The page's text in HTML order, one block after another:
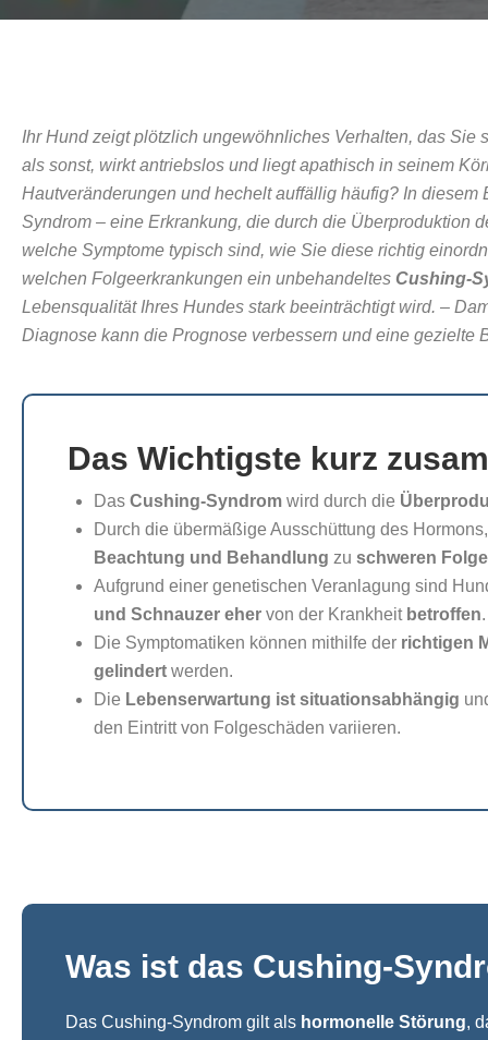
Ihr Hund zeigt plötzlich ungewöhnliches Verhalten, das
als sonst, wirkt antriebslos und liegt apathisch in seinem
Hautveränderungen und hechelt auffällig häufig? In
Syndrom – eine Erkrankung, die durch die Überproduktion
welche Symptome typisch sind, wie Sie diese richtig
welchen Folgeerkrankungen ein unbehandeltes Cushing-
Lebensqualität Ihres Hundes stark beeinträchtigt wird. –
Diagnose kann die Prognose verbessern und eine
Das Wichtigste kurz
Das Cushing-Syndrom wird durch die
Durch die übermäßige Ausschüttung des
Beachtung und Behandlung zu schweren
Aufgrund einer genetischen Veranlagung sind
und Schnauzer eher von der Krankheit betroffen
Die Symptomatiken können mithilfe der richtigen
gelindert werden.
Die Lebenserwartung ist situationsabhängig
den Eintritt von Folgeschäden variieren.
Was ist das Cushing-
Das Cushing-Syndrom gilt als hormonelle Störung,